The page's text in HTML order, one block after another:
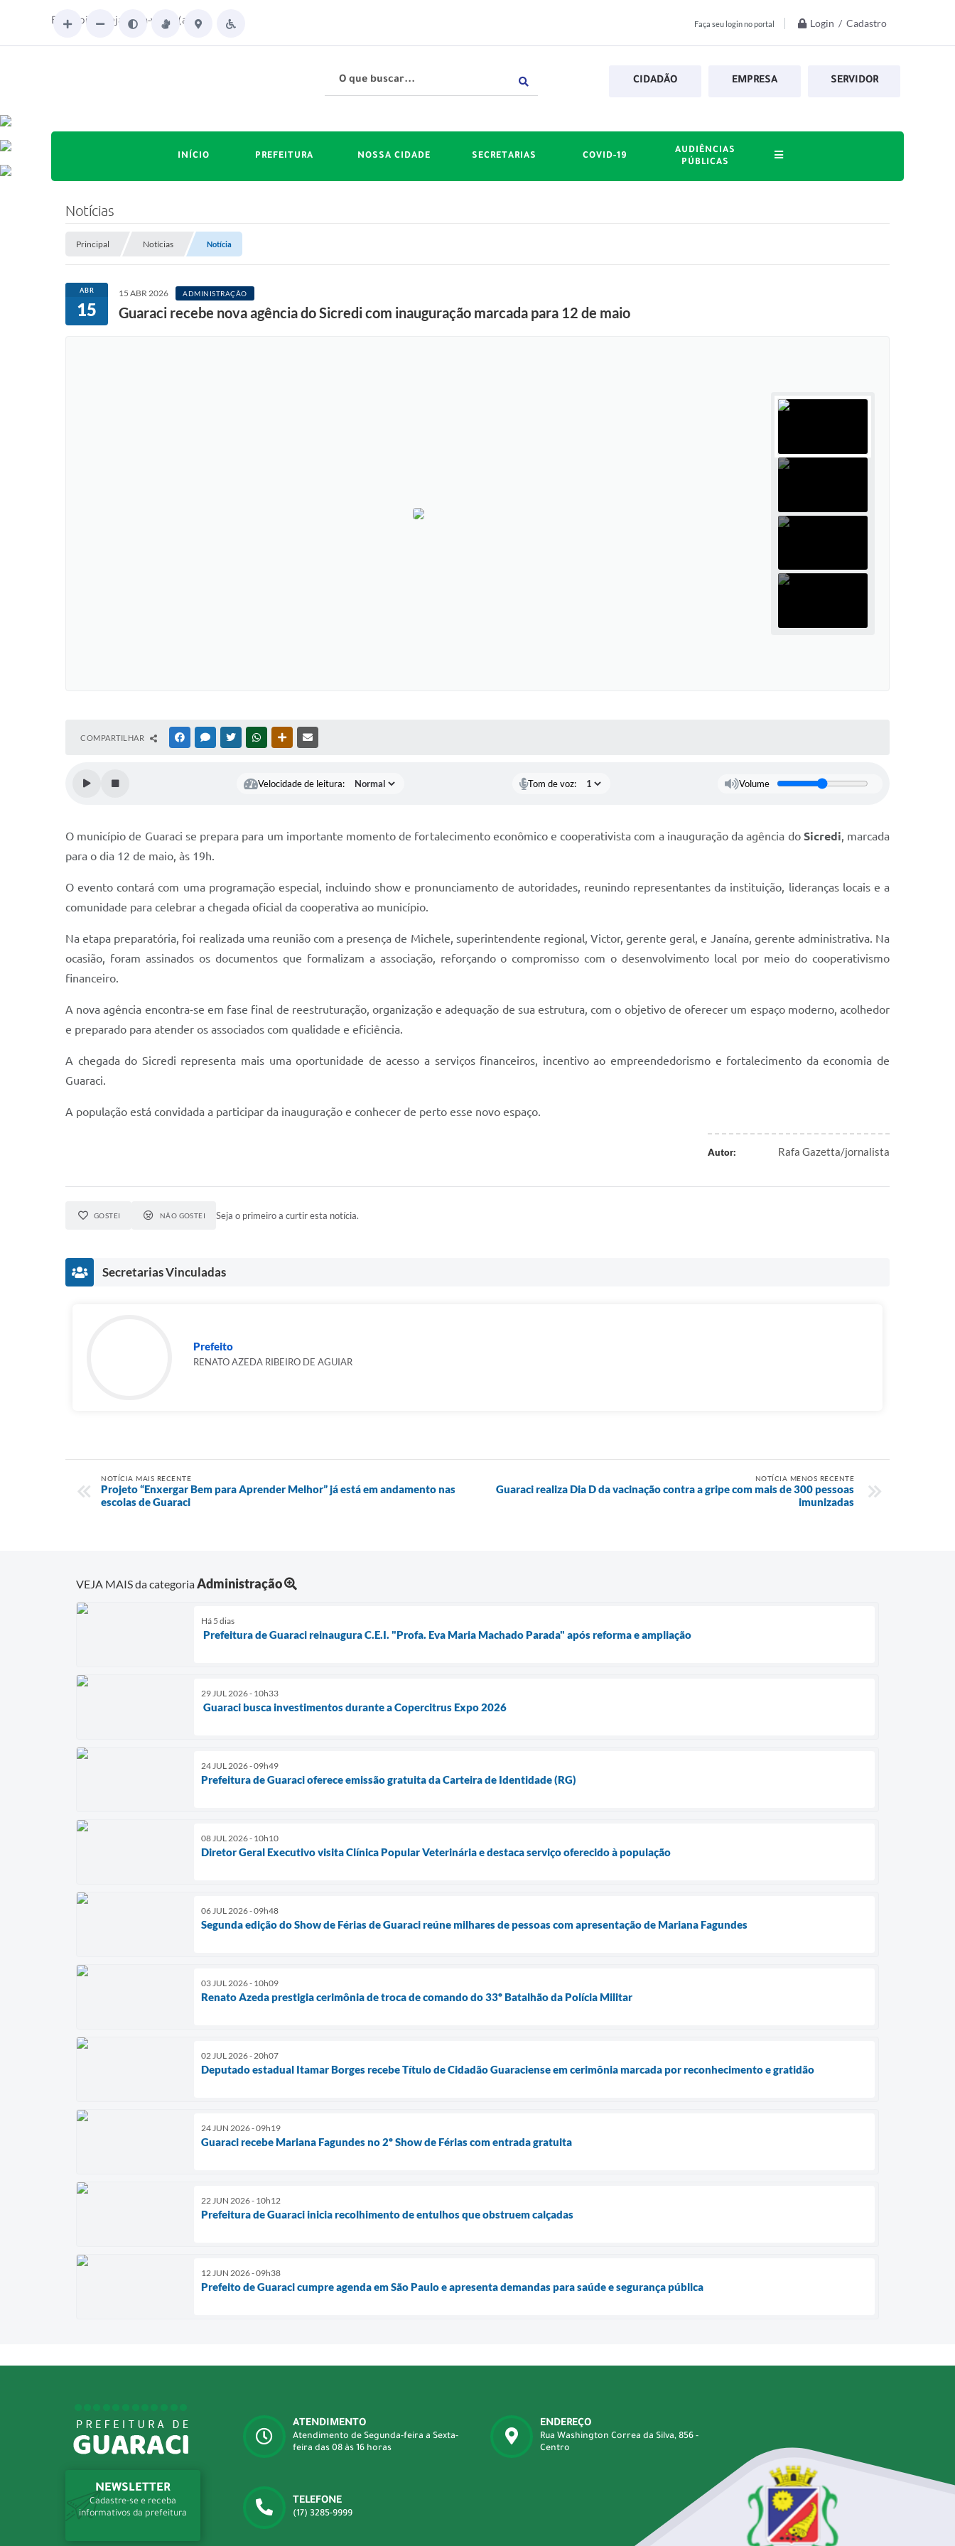
Faça seu login no portal Login / Cadastro
Boa noite. Seja bem-vindo(a)!
CIDADÃO EMPRESA SERVIDOR
INÍCIO PREFEITURA NOSSA CIDADE SECRETARIAS COVID-19
AUDIÊNCIAS
PÚBLICAS
Notícias
Principal Notícias Notícia
ABR
15
15 ABR 2026 ADMINISTRAÇÃO
Guaraci recebe nova agência do Sicredi com inauguração marcada para 12 de maio
COMPARTILHAR FACEBOOKMESSENGER
TWITTERWHATSAPPOUTRAS MÍDIAS
Velocidade de leitura: Tom de voz: Volume
O município de Guaraci se prepara para um importante momento de fortalecimento econômico e cooperativista com a inauguração da agência do Sicredi, marcada
para o dia 12 de maio, às 19h.
O evento contará com uma programação especial, incluindo show e pronunciamento de autoridades, reunindo representantes da instituição, lideranças locais e a
comunidade para celebrar a chegada oficial da cooperativa ao município.
Na etapa preparatória, foi realizada uma reunião com a presença de Michele, superintendente regional, Victor, gerente geral, e Janaína, gerente administrativa. Na
ocasião, foram assinados os documentos que formalizam a associação, reforçando o compromisso com o desenvolvimento local por meio do cooperativismo
financeiro.
A nova agência encontra-se em fase final de reestruturação, organização e adequação de sua estrutura, com o objetivo de oferecer um espaço moderno, acolhedor
e preparado para atender os associados com qualidade e eficiência.
A chegada do Sicredi representa mais uma oportunidade de acesso a serviços financeiros, incentivo ao empreendedorismo e fortalecimento da economia de
Guaraci.
A população está convidada a participar da inauguração e conhecer de perto esse novo espaço.
Autor: Rafa Gazetta/jornalista
GOSTEI NÃO GOSTEI Seja o primeiro a curtir esta notícia.
Secretarias Vinculadas
Prefeito
RENATO AZEDA RIBEIRO DE AGUIAR
NOTÍCIA MAIS RECENTE
Projeto “Enxergar Bem para Aprender Melhor” já está em andamento nas
escolas de Guaraci
NOTÍCIA MENOS RECENTE
Guaraci realiza Dia D da vacinação contra a gripe com mais de 300 pessoas
imunizadas
VEJA MAIS da categoriaAdministração
Há 5 dias
Prefeitura de Guaraci reinaugura C.E.I. "Profa. Eva Maria Machado Parada" após reforma e ampliação
29 JUL 2026 - 10h33
Guaraci busca investimentos durante a Copercitrus Expo 2026
24 JUL 2026 - 09h49
Prefeitura de Guaraci oferece emissão gratuita da Carteira de Identidade (RG)
08 JUL 2026 - 10h10
Diretor Geral Executivo visita Clínica Popular Veterinária e destaca serviço oferecido à população
06 JUL 2026 - 09h48
Segunda edição do Show de Férias de Guaraci reúne milhares de pessoas com apresentação de Mariana Fagundes
03 JUL 2026 - 10h09
Renato Azeda prestigia cerimônia de troca de comando do 33º Batalhão da Polícia Militar
02 JUL 2026 - 20h07
Deputado estadual Itamar Borges recebe Título de Cidadão Guaraciense em cerimônia marcada por reconhecimento e gratidão
24 JUN 2026 - 09h19
Guaraci recebe Mariana Fagundes no 2º Show de Férias com entrada gratuita
22 JUN 2026 - 10h12
Prefeitura de Guaraci inicia recolhimento de entulhos que obstruem calçadas
12 JUN 2026 - 09h38
Prefeito de Guaraci cumpre agenda em São Paulo e apresenta demandas para saúde e segurança pública
NEWSLETTER
Cadastre-se e receba
informativos da prefeitura
ATENDIMENTO
Atendimento de Segunda-feira a Sexta-
feira das 08 às 16 horas
ENDEREÇO
Rua Washington Correa da Silva, 856 -
Centro
TELEFONE
(17) 3285-9999